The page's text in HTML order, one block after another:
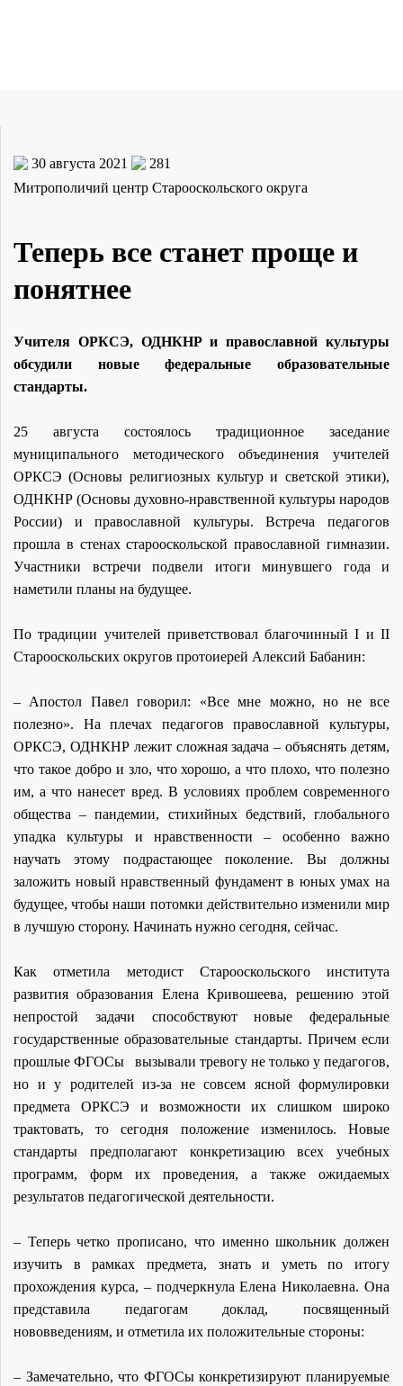
30 августа 2021
281
Митрополичий центр Старооскольского округа
Теперь все станет проще и
понятнее
Учителя ОРКСЭ, ОДНКНР и православной культуры
обсудили новые федеральные образовательные
стандарты.
25 августа состоялось традиционное заседание
муниципального методического объединения учителей
ОРКСЭ (Основы религиозных культур и светской этики),
ОДНКНР (Основы духовно-нравственной культуры народов
России) и православной культуры. Встреча педагогов
прошла в стенах старооскольской православной гимназии.
Участники встречи подвели итоги минувшего года и
наметили планы на будущее.
По традиции учителей приветствовал благочинный I и II
Старооскольских округов протоиерей Алексий Бабанин:
– Апостол Павел говорил: «Все мне можно, но не все
полезно». На плечах педагогов православной культуры,
ОРКСЭ, ОДНКНР лежит сложная задача – объяснять детям,
что такое добро и зло, что хорошо, а что плохо, что полезно
им, а что нанесет вред. В условиях проблем современного
общества – пандемии, стихийных бедствий, глобального
упадка культуры и нравственности – особенно важно
научать этому подрастающее поколение. Вы должны
заложить новый нравственный фундамент в юных умах на
будущее, чтобы наши потомки действительно изменили мир
в лучшую сторону. Начинать нужно сегодня, сейчас.
Как отметила методист Старооскольского института
развития образования Елена Кривошеева, решению этой
непростой задачи способствуют новые федеральные
государственные образовательные стандарты. Причем если
прошлые ФГОСы вызывали тревогу не только у педагогов,
но и у родителей из-за не совсем ясной формулировки
предмета ОРКСЭ и возможности их слишком широко
трактовать, то сегодня положение изменилось. Новые
стандарты предполагают конкретизацию всех учебных
программ, форм их проведения, а также ожидаемых
результатов педагогической деятельности.
– Теперь четко прописано, что именно школьник должен
изучить в рамках предмета, знать и уметь по итогу
прохождения курса, – подчеркнула Елена Николаевна. Она
представила педагогам доклад, посвященный
нововведениям, и отметила их положительные стороны:
– Замечательно, что ФГОСы конкретизируют планируемые